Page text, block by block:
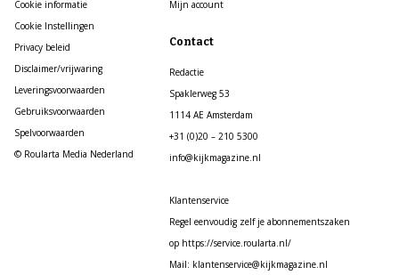
Cookie informatie
Cookie Instellingen
Privacy beleid
Disclaimer/vrijwaring
Leveringsvoorwaarden
Gebruiksvoorwaarden
Spelvoorwaarden
© Roularta Media Nederland
Mijn account
Contact
Redactie
Spaklerweg 53
1114 AE Amsterdam
+31 (0)20 – 210 5300
info@kijkmagazine.nl
Klantenservice
Regel eenvoudig zelf je abonnementszaken
op https://service.roularta.nl/
Mail: klantenservice@kijkmagazine.nl